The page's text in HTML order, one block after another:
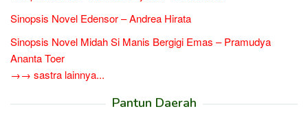
Sinopsis Novel Edensor – Andrea Hirata
Sinopsis Novel Midah Si Manis Bergigi Emas – Pramudya
Ananta Toer
→→ sastra lainnya...
Pantun Daerah